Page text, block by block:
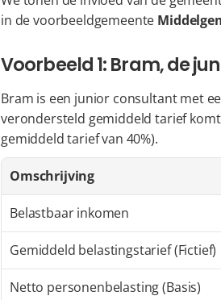
in de voorbeeldgemeente
Voorbeeld 1: Bram, de
Bram is een junior consultant met
verondersteld gemiddeld tarief
gemiddeld tarief van 40%).
Omschrijving
Belastbaar inkomen
Gemiddeld belastingstarief (Fictief)
Netto personenbelasting (Basis)